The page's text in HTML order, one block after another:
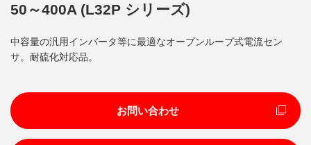
50～400A (L32P シリーズ)
中容量の汎用インバータ等に最適なオープンループ式電流セン
サ。耐硫化対応品。
お問い合わせ